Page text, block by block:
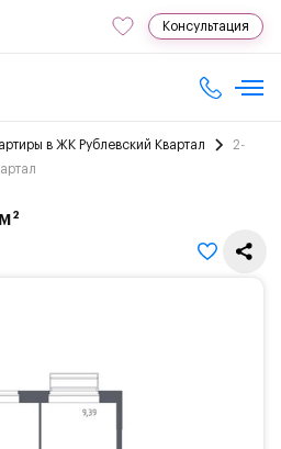
Консультация
в ЖК Рублевский Квартал
2-